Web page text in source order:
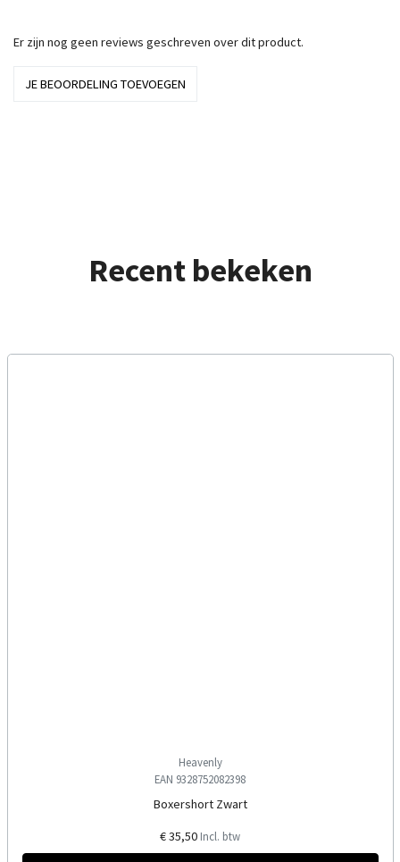
Er zijn nog geen reviews geschreven over dit product.
JE BEOORDELING TOEVOEGEN
Recent bekeken
Heavenly
EAN 9328752082398
Boxershort Zwart
€ 35,50 Incl. btw